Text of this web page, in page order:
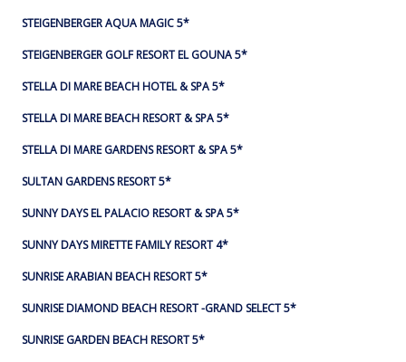
STEIGENBERGER AQUA MAGIC 5*
STEIGENBERGER GOLF RESORT EL GOUNA 5*
STELLA DI MARE BEACH HOTEL & SPA 5*
STELLA DI MARE BEACH RESORT & SPA 5*
STELLA DI MARE GARDENS RESORT & SPA 5*
SULTAN GARDENS RESORT 5*
SUNNY DAYS EL PALACIO RESORT & SPA 5*
SUNNY DAYS MIRETTE FAMILY RESORT 4*
SUNRISE ARABIAN BEACH RESORT 5*
SUNRISE DIAMOND BEACH RESORT -GRAND SELECT 5*
SUNRISE GARDEN BEACH RESORT 5*